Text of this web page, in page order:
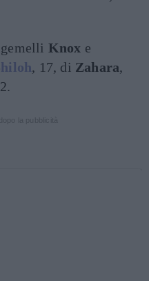
Knox e
, 17, di Zahara,